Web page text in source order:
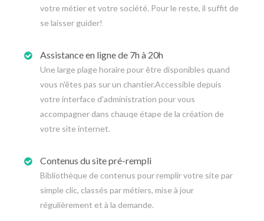
votre métier et votre société. Pour le reste, il suffit de
se laisser guider!
Assistance en ligne de 7h à 20h
Une large plage horaire pour être disponibles quand
vous n'êtes pas sur un chantier.Accessible depuis
votre interface d'administration pour vous
accompagner dans chauqe étape de la création de
votre site internet.
Contenus du site pré-rempli
Bibliothèque de contenus pour remplir votre site par
simple clic, classés par métiers, mise à jour
régulièrement et à la demande.